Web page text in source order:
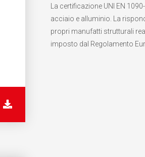
La certificazione UNI EN
acciaio e alluminio. La
propri manufatti strutturali
imposto dal Regolamento